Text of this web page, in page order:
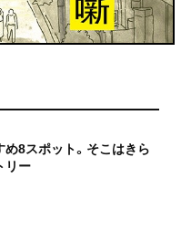
8スポット。そこはきら
リー